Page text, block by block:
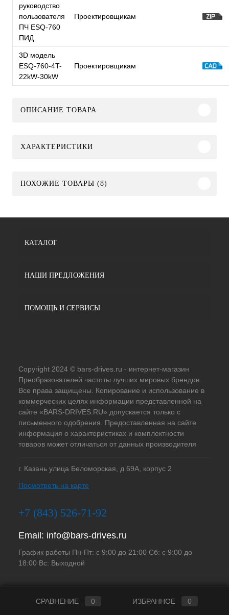
руководство
пользователя
ПЧ ESQ-760
ПИД
Проектировщикам
3D модель
ESQ-760-4T-
22kW-30kW
Проектировщикам
ОПИСАНИЕ ТОВАРА
ХАРАКТЕРИСТИКИ
ПОХОЖИЕ ТОВАРЫ (8)
КАТАЛОГ
НАШИ ПРЕДЛОЖЕНИЯ
ПОМОЩЬ И СЕРВИСЫ
Copyright 2024 © bars-drives.ru - интернет-магазин
Преобразователей частоты лучших мировых брендов.
Все права защищены. Копирование и использование в
коммерческих целях информации представленной на
сайте «BARS-DRIVES.RU» допускается только с
письменного одобрения. Предоставленная на сайте
информация о характеристиках и комплектности
товаров может отличаться от данных производителя
г. Казань улица Беломорская, д.69А, корпус 2
Посмотреть на карте
+7 (843) 526-71-92
Email: info@bars-drives.ru
График работы Пн-Пт: с 9:00 до 21:00 Сб: с 9:00 до
18:00 Вс: Выходной
СРАВНЕНИЕ 0 ИЗБРАННОЕ 0